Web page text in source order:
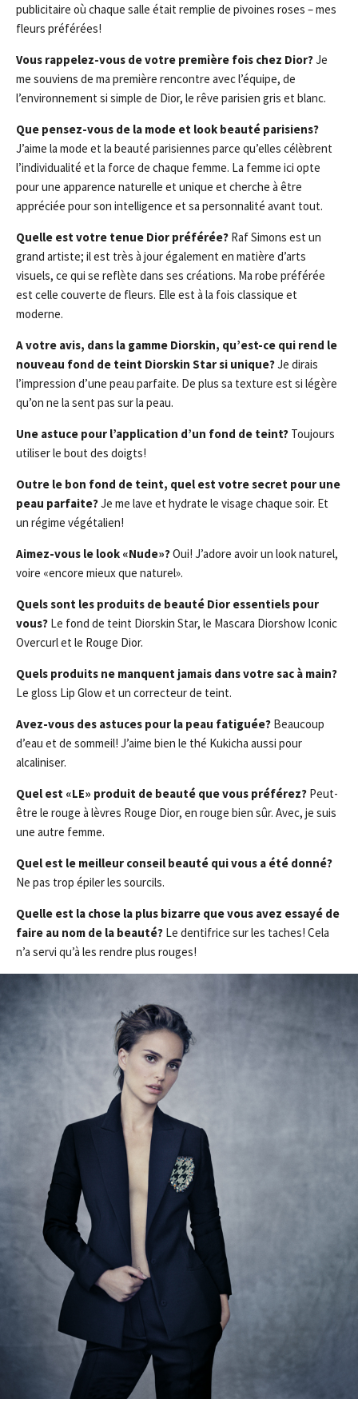
publicitaire où chaque salle était remplie de pivoines roses – mes
fleurs préférées!
Vous rappelez-vous de votre première fois chez Dior?Je
me souviens de ma première rencontre avec l’équipe, de
l’environnement si simple de Dior, le rêve parisien gris et blanc.
Que pensez-vous de la mode et look beauté parisiens?
J’aime la mode et la beauté parisiennes parce qu’elles célèbrent
l’individualité et la force de chaque femme. La femme ici opte
pour une apparence naturelle et unique et cherche à être
appréciée pour son intelligence et sa personnalité avant tout.
Quelle est votre tenue Dior préférée? Raf Simons est un
grand artiste; il est très à jour également en matière d’arts
visuels, ce qui se reflète dans ses créations. Ma robe préférée
est celle couverte de fleurs. Elle est à la fois classique et
moderne.
A votre avis, dans la gamme Diorskin, qu’est-ce qui rend le
nouveau fond de teint Diorskin Star si unique?Je dirais
l’impression d’une peau parfaite. De plus sa texture est si légère
qu’on ne la sent pas sur la peau.
Une astuce pour l’application d’un fond de teint? Toujours
utiliser le bout des doigts!
Outre le bon fond de teint, quel est votre secret pour une
peau parfaite?Je me lave et hydrate le visage chaque soir. Et
un régime végétalien!
Aimez-vous le look «Nude»?Oui! J’adore avoir un look naturel,
voire «encore mieux que naturel».
Quels sont les produits de beauté Dior essentiels pour
vous? Le fond de teint Diorskin Star, le Mascara Diorshow Iconic
Overcurl et le Rouge Dior.
Quels produits ne manquent jamais dans votre sac à main?
Le gloss Lip Glow et un correcteur de teint.
Avez-vous des astuces pour la peau fatiguée? Beaucoup
d’eau et de sommeil! J’aime bien le thé Kukicha aussi pour
alcaliniser.
Quel est «LE» produit de beauté que vous préférez? Peut-
être le rouge à lèvres Rouge Dior, en rouge bien sûr. Avec, je suis
une autre femme.
Quel est le meilleur conseil beauté qui vous a été donné?
Ne pas trop épiler les sourcils.
Quelle est la chose la plus bizarre que vous avez essayé de
faire au nom de la beauté? Le dentifrice sur les taches! Cela
n’a servi qu’à les rendre plus rouges!